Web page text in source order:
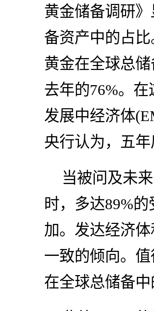
黄金储备调研
备资产中的占
黄金在全球总
去年的76%。
发展中经济体
央行认为，五
当被问及未
时，多达89%
加。发达经济
一致的倾向。
在全球总储备